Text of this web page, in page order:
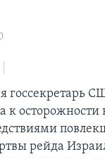
ИСТОРИЯ
госсекретарь
к осторожности
рейда